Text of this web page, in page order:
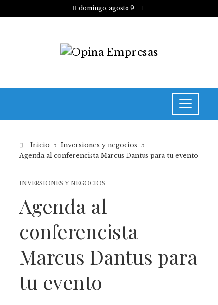
domingo, agosto 9
Inicio
Inversiones y negocios
Agenda al conferencista Marcus Dantus para tu evento
INVERSIONES Y NEGOCIOS
Agenda al
conferencista
Marcus Dantus para
tu evento